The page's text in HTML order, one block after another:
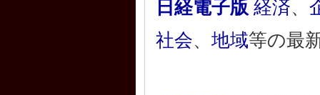
日経電子版 経済、
社会、 地域等の最